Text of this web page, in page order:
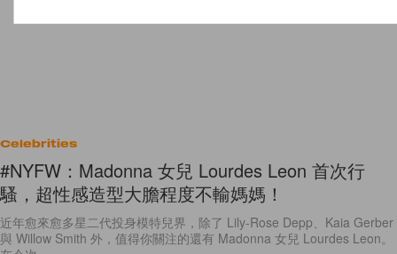
Celebrities
#NYFW：Madonna 女兒 Lourdes Leon 首次行
騷，超性感造型大膽程度不輸媽媽！
近年愈來愈多星二代投身模特兒界，除了 Lily-Rose Depp、Kaia Gerber
與 Willow Smith 外，值得你關注的還有 Madonna 女兒 Lourdes Leon。